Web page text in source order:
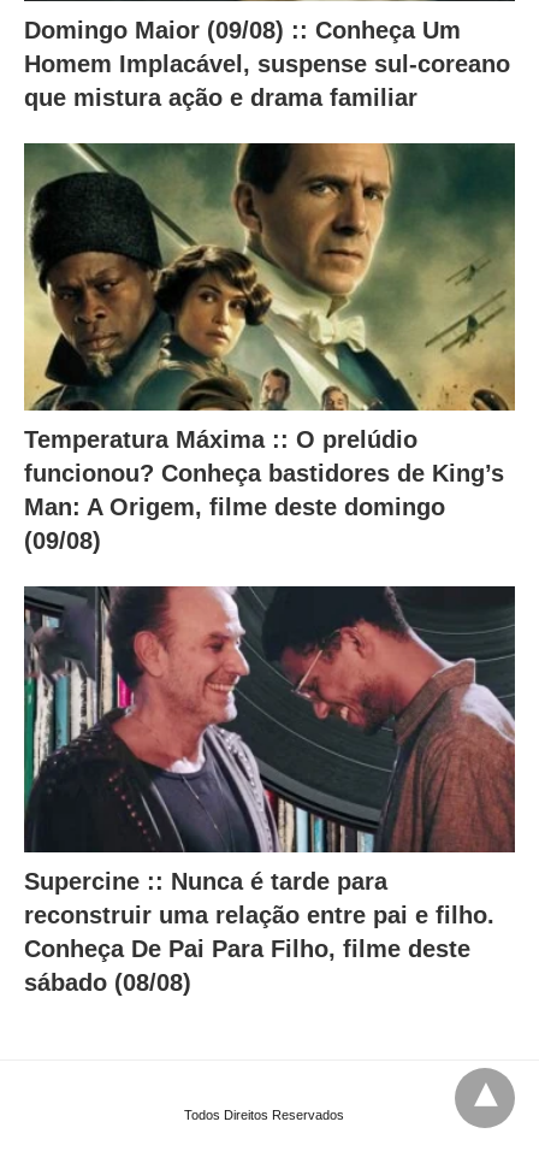
ú
d
o
b
a
Domingo Maior (09/08) :: Conheça Um
Homem Implacável, suspense sul-coreano
que mistura ação e drama familiar
Temperatura Máxima :: O prelúdio
funcionou? Conheça bastidores de King’s
Man: A Origem, filme deste domingo
(09/08)
Supercine :: Nunca é tarde para
reconstruir uma relação entre pai e filho.
Conheça De Pai Para Filho, filme deste
sábado (08/08)
Todos Direitos Reservados